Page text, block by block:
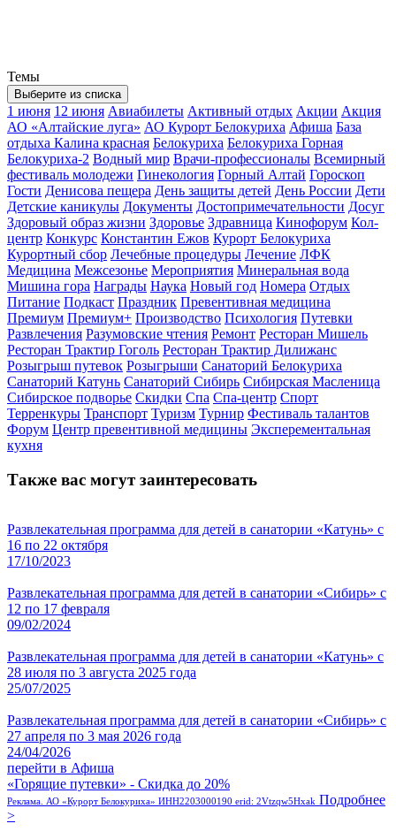
Темы
Выберите из списка
1 июня 12 июня Авиабилеты Активный отдых Акции Акция
АО «Алтайские луга» АО Курорт Белокуриха Афиша База
отдыха Калина красная Белокуриха Белокуриха Горная
Белокуриха-2 Водный мир Врачи-профессионалы Всемирный
фестиваль молодежи Гинекология Горный Алтай Гороскоп
Гости Денисова пещера День защиты детей День России Дети
Детские каникулы Документы Достопримечательности Досуг
Здоровый образ жизни Здоровье Здравница Кинофорум Кол-
центр Конкурс Константин Ежов Курорт Белокуриха
Курортный сбор Лечебные процедуры Лечение ЛФК
Медицина Межсезонье Мероприятия Минеральная вода
Мишина гора Награды Наука Новый год Номера Отдых
Питание Подкаст Праздник Превентивная медицина
Премиум Премиум+ Производство Психология Путевки
Развлечения Разумовские чтения Ремонт Ресторан Мишель
Ресторан Трактир Гоголь Ресторан Трактир Дилижанс
Розыгрыш путевок Розыгрыши Санаторий Белокуриха
Санаторий Катунь Санаторий Сибирь Сибирская Масленица
Сибирское подворье Скидки Спа Спа-центр Спорт
Терренкуры Транспорт Туризм Турнир Фестиваль талантов
Форум Центр превентивной медицины Эксперементальная
кухня
Также вас могут заинтересовать
Развлекательная программа для детей в санатории «Катунь» с
16 по 22 октября
17/10/2023
Развлекательная программа для детей в санатории «Сибирь» с
12 по 17 февраля
09/02/2024
Развлекательная программа для детей в санатории «Катунь» с
28 июля по 3 августа 2025 года
25/07/2025
Развлекательная программа для детей в санатории «Сибирь» с
27 апреля по 3 мая 2026 года
24/04/2026
перейти в Афиша
«Горящие путевки» - Скидка до 20%
Реклама. АО «Курорт Белокуриха» ИНН2203000190 erid: 2Vtzqw5Hxak Подробнее
>